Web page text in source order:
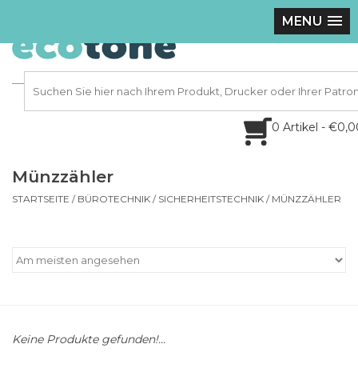
MENU
0 Artikel -
Münzzähler
STARTSEITE / BÜROTECHNIK / SICHERHEITSTECHNIK / MÜNZZÄHLER
Keine Produkte gefunden!...